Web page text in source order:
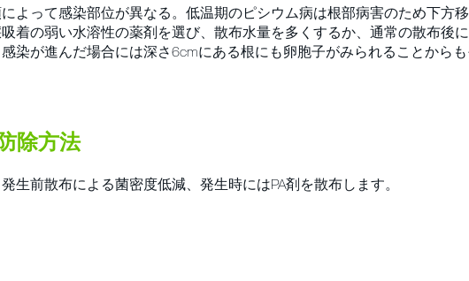
よって感染部位が異なる。低温期のピシウム病は根部病害のため下方
着の弱い水溶性の薬剤を選び、散布水量を多くするか、通常の散布後
染が進んだ場合には深さ6cmにある根にも卵胞子がみられることから
除方法
生前散布による菌密度低減、発生時にはPA剤を散布します。